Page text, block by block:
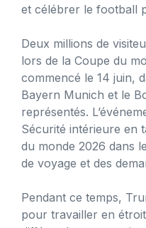
et célébrer le football
Deux millions de
lors de la Coupe du
commencé le 14 juin,
Bayern Munich et le
représentés.
Sécurité intérieure en
du monde 2026 dans
de voyage et des
Pendant ce temps,
pour travailler en